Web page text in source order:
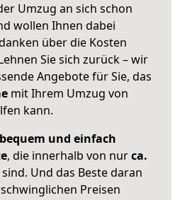
Umzug an sich schon
wollen Ihnen dabei
über die Kosten
Sie sich zurück – wir
Angebote für Sie, das
mit Ihrem Umzug von
kann.
und einfach
, die innerhalb von nurca.
Und das Beste daran
Preisen